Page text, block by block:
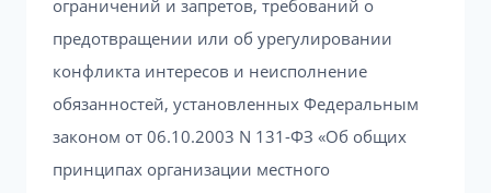
ограничений и запретов, требований о
предотвращении или об урегулировании
конфликта интересов и неисполнение
обязанностей, установленных Федеральным
законом от 06.10.2003 N 131-ФЗ «Об общих
принципах организации местного